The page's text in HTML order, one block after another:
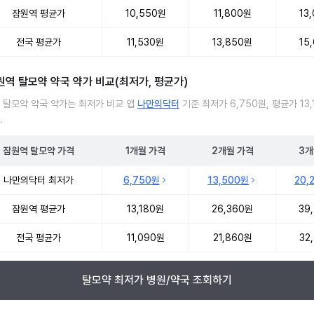
잠원역 평균가 10,550원 11,800원
전국 평균가 11,530원 13,850원
역 탈모약 약국 약가 비교(최저가, 평균가)
탈모약 약국 약가는 최저가 비교 앱 나만의닥터 기준 최저가 6,750원, 평균가
잠원역 탈모약가격 1개월 가격 2개월 가격 3
나만의닥터 최저가 6,750원 13,500원
잠원역 평균가 13,180원 26,360원
전국 평균가 11,090원 21,860원
탈모약 최저가 병원/약국 조회하기